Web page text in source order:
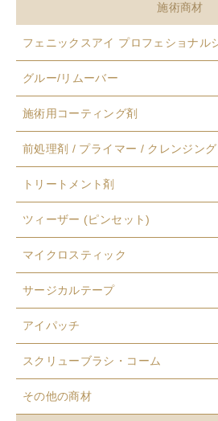
施術商材
フェニックスアイ プロフェショナル
グルー/リムーバー
施術用コーティング剤
前処理剤 / プライマー / クレンジング
トリートメント剤
ツィーザー (ピンセット)
マイクロスティック
サージカルテープ
アイパッチ
スクリューブラシ・コーム
その他の商材